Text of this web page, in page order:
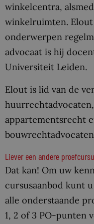
winkelcentra,
winkelruimten.
onderwerpen
advocaat is hij
Universiteit Leiden.
Elout is lid van de
appartementsrecht
Liever een andere
Dat kan! Om uw
cursusaanbod kunt
alle onderstaande
1, 2 of 3 PO-punten